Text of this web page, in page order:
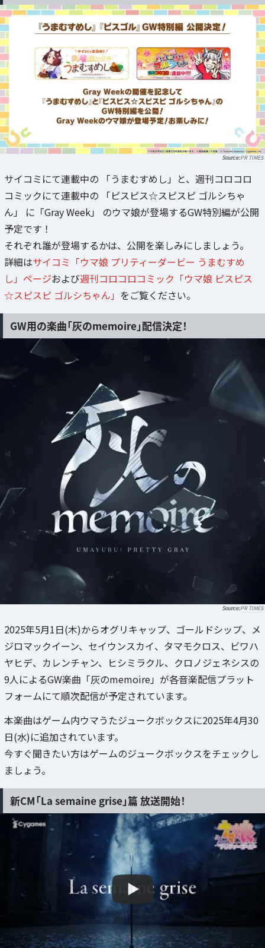
PR TIMES
サイコミにて連載中の 「うまむすめし」と、週刊コロコロ
コミックにて連載中の 「ピスピス☆スピスピ ゴルシちゃ
ん」 に「Gray Week」 のウマ娘が登場するGW特別編が公開
予定です！
それぞれ誰が登場するかは、公開を楽しみにしましょう。
詳細はサイコミ「ウマ娘 プリティーダービー うまむすめ
し」ページおよび週刊コロコロコミック「ウマ娘 ピスピス
☆スピスピ ゴルシちゃん」 をご覧ください。
GW用の楽曲「灰のmemoire」配信決定！
PR TIMES
2025年5月1日(木)からオグリキャップ、ゴールドシップ、メ
ジロマックイーン、セイウンスカイ、タマモクロス、ビワハ
ヤヒデ、カレンチャン、ヒシミラクル、クロノジェネシスの
9人によるGW楽曲「灰のmemoire」が各音楽配信プラット
フォームにて順次配信が予定されています。
本楽曲はゲーム内ウマうたジュークボックスに2025年4月30
日(水)に追加されています。
今すぐ聞きたい方はゲームのジュークボックスをチェックし
ましょう。
新CM「La semaine grise」篇 放送開始！